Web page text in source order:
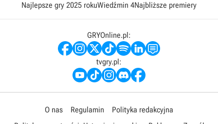
Najlepsze gry 2025 rokuWiedźmin 4Najbliższe premiery
GRYOnline.pl:
tvgry.pl:
O nas Regulamin
Polityka redakcyjna